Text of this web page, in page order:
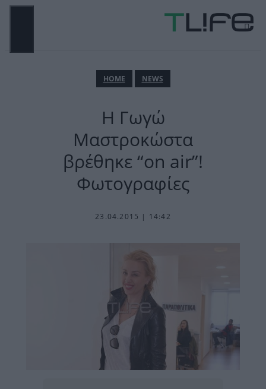
Μετάβαση
ΗΟΜΕ NEWS
H Γωγώ
Μαστροκώστα
βρέθηκε “on air”!
Φωτογραφίες
23.04.2015 | 14:42